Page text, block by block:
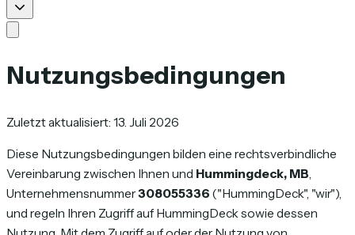
Nutzungsbedingungen
Zuletzt aktualisiert: 13. Juli 2026
Diese Nutzungsbedingungen bilden eine rechtsverbindliche
Vereinbarung zwischen Ihnen und Hummingdeck, MB,
Unternehmensnummer308055336 ("HummingDeck", "wir"),
und regeln Ihren Zugriff auf HummingDeck sowie dessen